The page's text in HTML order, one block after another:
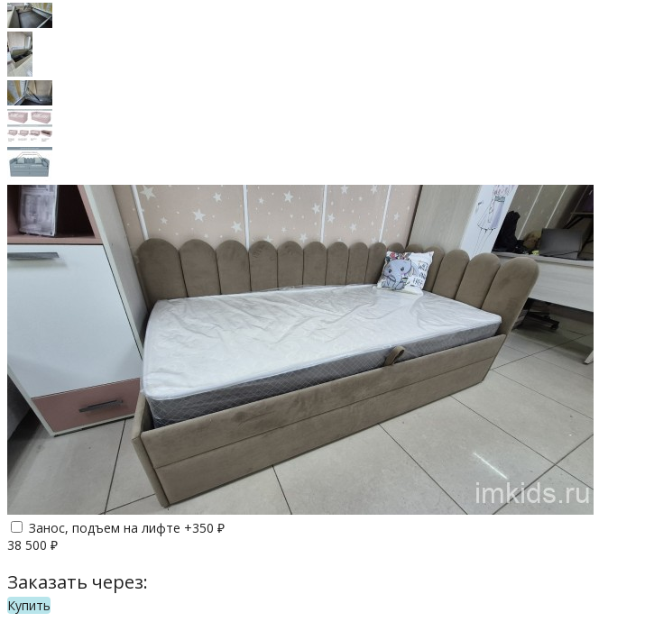
Занос, подъем на лифте +350 ₽
38 500 ₽
Заказать через:
Купить